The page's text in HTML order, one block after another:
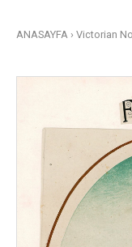
ANASAYFA › Victorian